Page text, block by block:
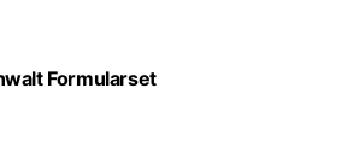
Formularset